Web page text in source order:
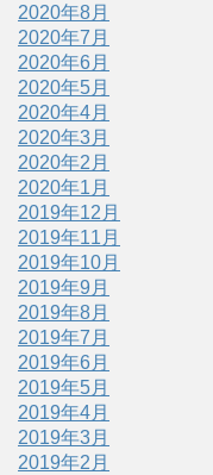
2020年8月
2020年7月
2020年6月
2020年5月
2020年4月
2020年3月
2020年2月
2020年1月
2019年12月
2019年11月
2019年10月
2019年9月
2019年8月
2019年7月
2019年6月
2019年5月
2019年4月
2019年3月
2019年2月